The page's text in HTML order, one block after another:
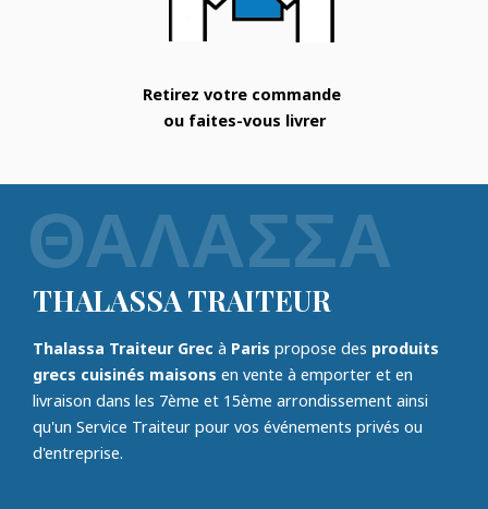
Retirez votre commande
ou faites-vous livrer
THALASSA TRAITEUR
Thalassa Traiteur Grec à Paris propose des produits
grecs cuisinés maisons en vente à emporter et en
livraison dans les 7ème et 15ème arrondissement ainsi
qu'un Service Traiteur pour vos événements privés ou
d'entreprise.